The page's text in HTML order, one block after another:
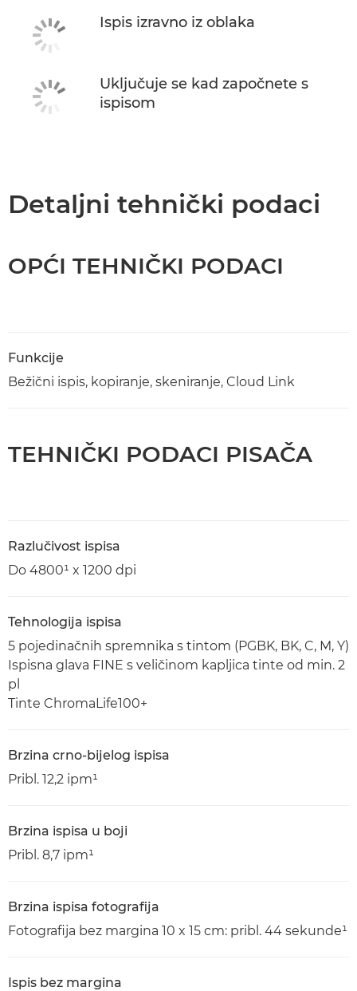
Ispis izravno iz oblaka
Uključuje se kad započnete s
ispisom
Detaljni tehnički podaci
OPĆI TEHNIČKI PODACI
Funkcije
Bežični ispis, kopiranje, skeniranje, Cloud Link
TEHNIČKI PODACI PISAČA
Razlučivost ispisa
Do 4800¹ x 1200 dpi
Tehnologija ispisa
5 pojedinačnih spremnika s tintom (PGBK, BK, C, M, Y)
Ispisna glava FINE s veličinom kapljica tinte od min. 2
pl
Tinte ChromaLife100+
Brzina crno-bijelog ispisa
Pribl. 12,2 ipm¹
Brzina ispisa u boji
Pribl. 8,7 ipm¹
Brzina ispisa fotografija
Fotografija bez margina 10 x 15 cm: pribl. 44 sekunde¹
Ispis bez margina